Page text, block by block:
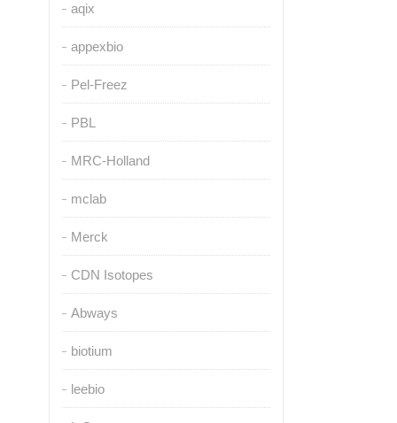
aqix
appexbio
Pel-Freez
PBL
MRC-Holland
mclab
Merck
CDN Isotopes
Abways
biotium
leebio